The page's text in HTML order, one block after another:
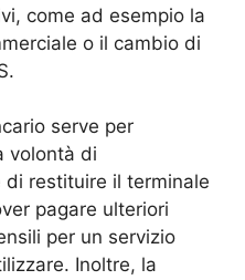
come ad esempio la
o il cambio di
serve per
volontà di
di restituire il terminale
pagare ulteriori
per un servizio
Inoltre, la